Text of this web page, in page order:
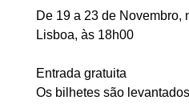
De 19 a 23 de Novembro,
Lisboa, às 18h00
Entrada gratuita
Os bilhetes são